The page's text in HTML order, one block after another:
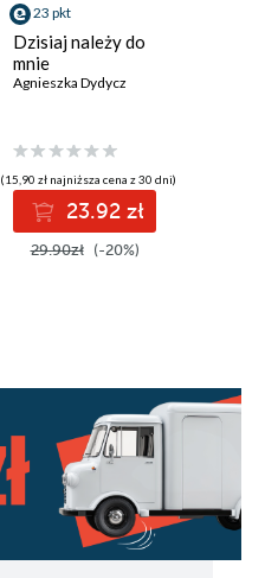
23 pkt
Dzisiaj należy do
mnie
Agnieszka Dydycz
(15,90 zł najniższa cena z 30 dni)
23.92 zł
29.90zł (-20%)